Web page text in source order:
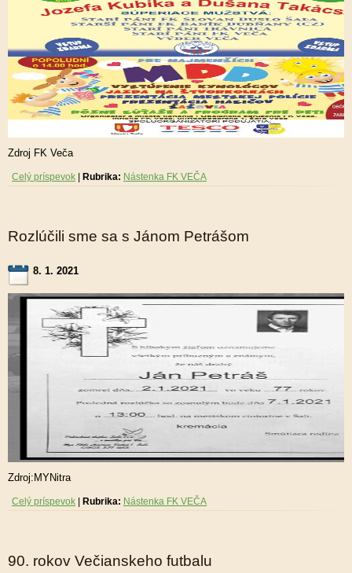
Zdroj FK Veča
Celý príspevok Rubrika: Nástenka FK VEČA
Rozlúčili sme sa s Jánom Petrášom
8. 1. 2021
Zdroj:MYNitra
Celý príspevok Rubrika: Nástenka FK VEČA
90. rokov Večianskeho futbalu